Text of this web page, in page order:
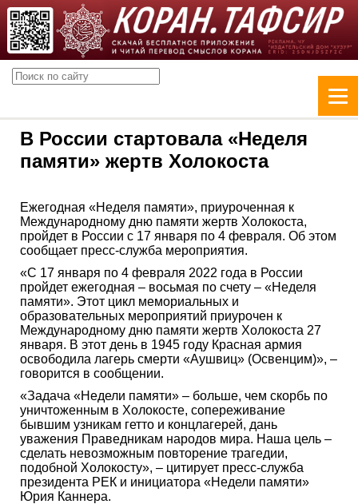
В России стартовала «Неделя
памяти» жертв Холокоста
Ежегодная «Неделя памяти», приуроченная к
Международному дню памяти жертв Холокоста,
пройдет в России с 17 января по 4 февраля. Об этом
сообщает пресс-служба мероприятия.
«С 17 января по 4 февраля 2022 года в России
пройдет ежегодная – восьмая по счету – «Неделя
памяти». Этот цикл мемориальных и
образовательных мероприятий приурочен к
Международному дню памяти жертв Холокоста 27
января. В этот день в 1945 году Красная армия
освободила лагерь смерти «Аушвиц» (Освенцим)», –
говорится в сообщении.
«Задача «Недели памяти» – больше, чем скорбь по
уничтоженным в Холокосте, сопереживание
бывшим узникам гетто и концлагерей, дань
уважения Праведникам народов мира. Наша цель –
сделать невозможным повторение трагедии,
подобной Холокосту», – цитирует пресс-служба
президента РЕК и инициатора «Недели памяти»
Юрия Каннера.